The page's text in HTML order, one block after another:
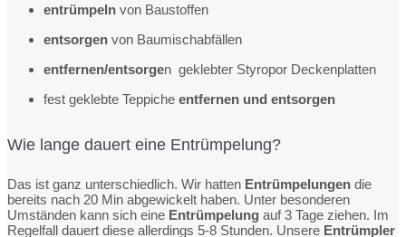
entrümpeln von Baustoffen
entsorgen von Baumischabfällen
entfernen/entsorgen geklebter Styropor Deckenplatten
fest geklebte Teppiche entfernen und entsorgen
Wie lange dauert eine Entrümpelung?
Das ist ganz unterschiedlich. Wir hatten Entrümpelungen die
bereits nach 20 Min abgewickelt haben. Unter besonderen
Umständen kann sich eine Entrümpelung auf 3 Tage ziehen. Im
Regelfall dauert diese allerdings 5-8 Stunden. Unsere Entrümpler